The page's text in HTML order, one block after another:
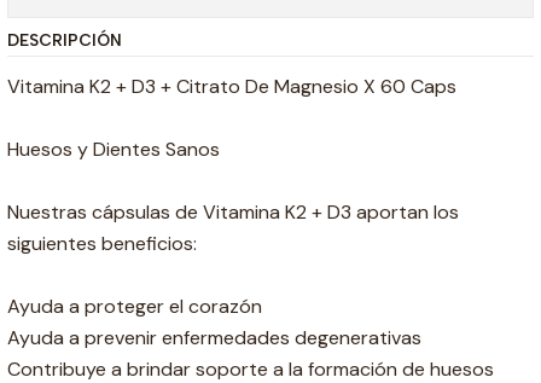
DESCRIPCIÓN
Vitamina K2 + D3 + Citrato De Magnesio X 60 Caps
Huesos y Dientes Sanos
Nuestras cápsulas de Vitamina K2 + D3 aportan los
siguientes beneficios:
Ayuda a proteger el corazón
Ayuda a prevenir enfermedades degenerativas
Contribuye a brindar soporte a la formación de huesos